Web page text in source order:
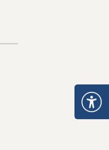
รทรัพยากรบุคคล